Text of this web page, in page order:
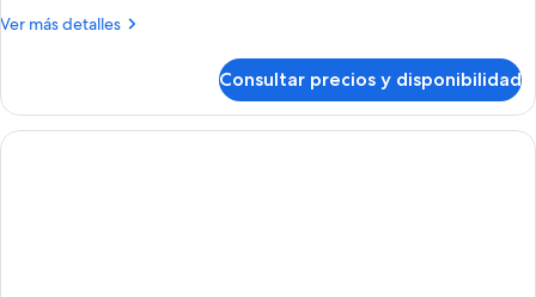
Ver más detalles
Más
piscina
privada
Consultar precios y disponibilidad